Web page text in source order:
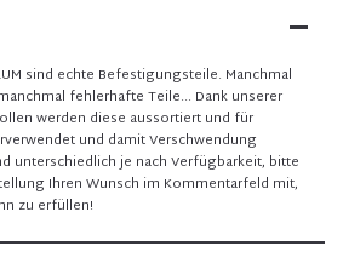
sind echte Befestigungsteile. Manchmal
fehlerhafte Teile... Dank unserer
werden diese aussortiert und für
und damit Verschwendung
unterschiedlich je nach Verfügbarkeit, bitte
Ihren Wunsch im Kommentarfeld mit,
zu erfüllen!